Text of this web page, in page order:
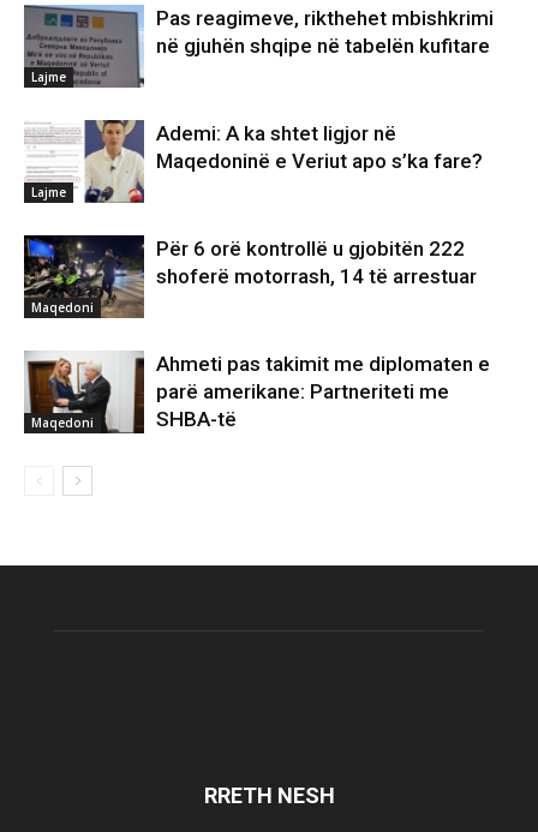
Lajme
Pas reagimeve, rikthehet mbishkrimi
në gjuhën shqipe në tabelën kufitare
Lajme
Ademi: A ka shtet ligjor në
Maqedoninë e Veriut apo s’ka fare?
Maqedoni
Për 6 orë kontrollë u gjobitën 222
shoferë motorrash, 14 të arrestuar
Maqedoni
Ahmeti pas takimit me diplomaten e
parë amerikane: Partneriteti me
SHBA-të
RRETH NESH